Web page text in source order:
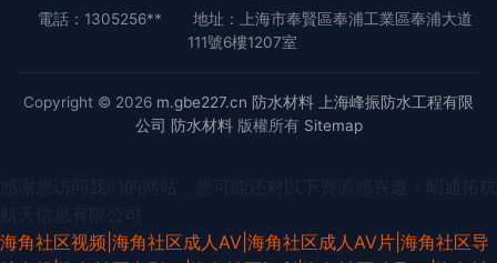
電話：1305256**
地址：上海市奉賢區奉浦工業區奉浦大道
111號6樓1207室
Copyright © 2026 m.gbe227.cn 防水材料
上海峰振防水工程有限
公司 防水材料版權所有 Sitemap
海角社区视频|海角社区成人AV|海角社区成人AV片|海角社区导